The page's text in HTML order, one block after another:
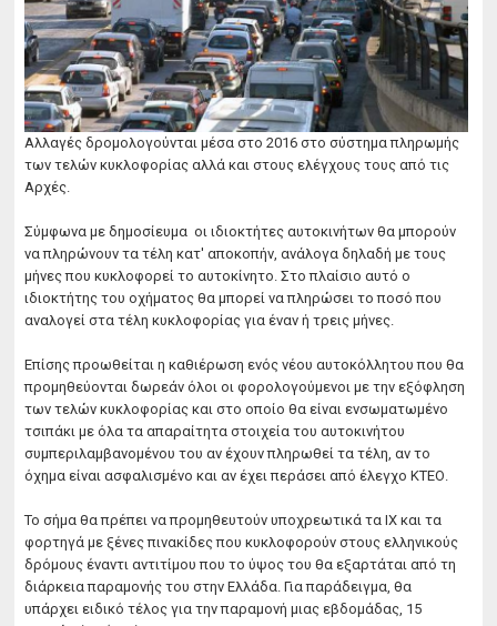
Αλλαγές δρομολογούνται μέσα στο 2016 στο σύστημα πληρωμής
των τελών κυκλοφορίας αλλά και στους ελέγχους τους από τις
Αρχές.
Σύμφωνα με δημοσίευμα οι ιδιοκτήτες αυτοκινήτων θα μπορούν
να πληρώνουν τα τέλη κατ' αποκοπήν, ανάλογα δηλαδή με τους
μήνες που κυκλοφορεί το αυτοκίνητο. Στο πλαίσιο αυτό ο
ιδιοκτήτης του οχήματος θα μπορεί να πληρώσει το ποσό που
αναλογεί στα τέλη κυκλοφορίας για έναν ή τρεις μήνες.
Επίσης προωθείται η καθιέρωση ενός νέου αυτοκόλλητου που θα
προμηθεύονται δωρεάν όλοι οι φορολογούμενοι με την εξόφληση
των τελών κυκλοφορίας και στο οποίο θα είναι ενσωματωμένο
τσιπάκι με όλα τα απαραίτητα στοιχεία του αυτοκινήτου
συμπεριλαμβανομένου του αν έχουν πληρωθεί τα τέλη, αν το
όχημα είναι ασφαλισμένο και αν έχει περάσει από έλεγχο ΚΤΕΟ.
Το σήμα θα πρέπει να προμηθευτούν υποχρεωτικά τα ΙΧ και τα
φορτηγά με ξένες πινακίδες που κυκλοφορούν στους ελληνικούς
δρόμους έναντι αντιτίμου που το ύψος του θα εξαρτάται από τη
διάρκεια παραμονής του στην Ελλάδα. Για παράδειγμα, θα
υπάρχει ειδικό τέλος για την παραμονή μιας εβδομάδας, 15